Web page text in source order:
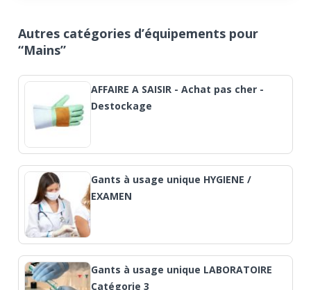
Autres catégories d’équipements pour
“Mains”
AFFAIRE A SAISIR - Achat pas cher -
Destockage
Gants à usage unique HYGIENE /
EXAMEN
Gants à usage unique LABORATOIRE
Catégorie 3